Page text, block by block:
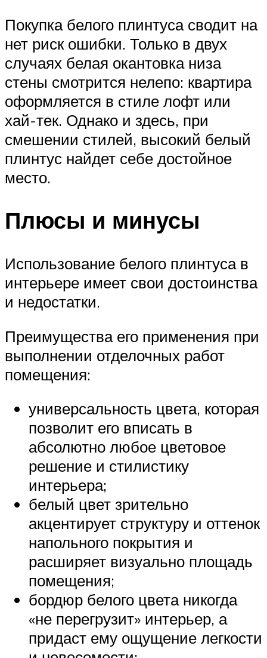
Покупка белого плинтуса сводит на
нет риск ошибки. Только в двух
случаях белая окантовка низа
стены смотрится нелепо: квартира
оформляется в стиле лофт или
хай-тек. Однако и здесь, при
смешении стилей, высокий белый
плинтус найдет себе достойное
место.
Плюсы и минусы
Использование белого плинтуса в
интерьере имеет свои достоинства
и недостатки.
Преимущества его применения при
выполнении отделочных работ
помещения:
универсальность цвета, которая
позволит его вписать в
абсолютно любое цветовое
решение и стилистику
интерьера;
белый цвет зрительно
акцентирует структуру и оттенок
напольного покрытия и
расширяет визуально площадь
помещения;
бордюр белого цвета никогда
«не перегрузит» интерьер, а
придаст ему ощущение легкости